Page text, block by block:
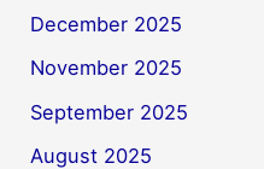
December 2025
November 2025
September 2025
August 2025